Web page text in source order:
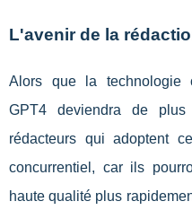
L'avenir de la
Alors que la technologie
GPT4 deviendra de
rédacteurs qui adoptent
concurrentiel, car ils
haute qualité plus